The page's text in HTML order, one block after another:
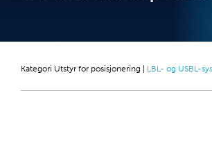
Kategori Utstyr for posisjonering LBL- og USBL-